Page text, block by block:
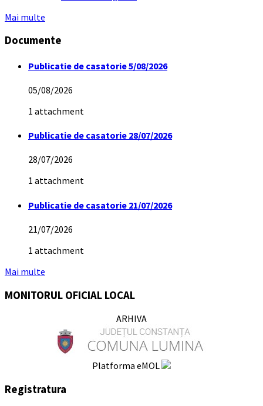
Mai multe
Documente
Publicatie de casatorie 5/08/2026
05/08/2026
1 attachment
Publicatie de casatorie 28/07/2026
28/07/2026
1 attachment
Publicatie de casatorie 21/07/2026
21/07/2026
1 attachment
Mai multe
MONITORUL OFICIAL LOCAL
ARHIVA
Platforma eMOL
Registratura